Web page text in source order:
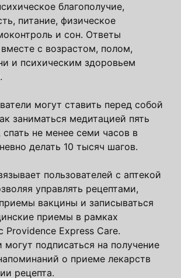
благополучие,
питание, физическое
и сон. Ответы
с возрастом, полом,
и психическим здоровьем
могут ставить перед собой
заниматься медитацией пять
не менее семи часов в
делать 10 тысяч шагов.
пользователей с аптекой
управлять рецептами,
вакцины и записываться
приемы в рамках
Providence Express Care.
могут подписаться на получение
о приеме лекарств
рецепта.